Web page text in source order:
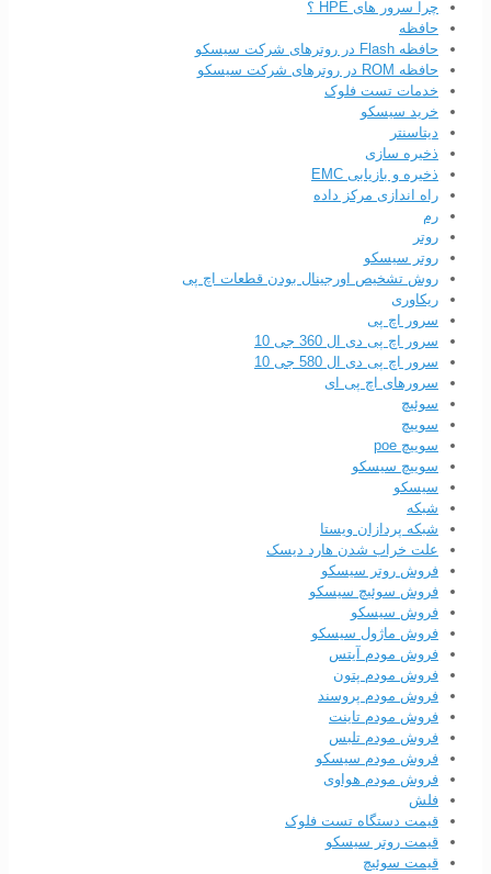
چرا سرور های HPE ؟
حافظه
حافظه Flash در روترهای شرکت سیسکو
حافظه ROM در روترهای شرکت سیسکو
خدمات تست فلوک
خرید سیسکو
دیتاسنتر
ذخیره سازی
ذخیره و بازیابی EMC
راه اندازی مرکز داده
رم
روتر
روتر سیسکو
روش تشخیص اورجینال بودن قطعات اچ پی
ریکاوری
سرور اچ پی
سرور اچ پی دی ال 360 جی 10
سرور اچ پی دی ال 580 جی 10
سرورهای اچ پی ای
سوئیچ
سوییچ
سوییچ poe
سوییچ سیسکو
سیسکو
شبکه
شبکه پردازان ویستا
علت خراب شدن هارد دیسک
فروش روتر سیسکو
فروش سوئیچ سیسکو
فروش سیسکو
فروش ماژول سیسکو
فروش مودم آیتس
فروش مودم پتون
فروش مودم پروسند
فروش مودم تاینت
فروش مودم تلبس
فروش مودم سیسکو
فروش مودم هواوی
فلش
قیمت دستگاه تست فلوک
قیمت روتر سیسکو
قیمت سوئیچ